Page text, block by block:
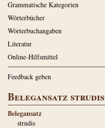
Grammatische Kategorien
Wörterbücher
Wörterbuchangaben
Literatur
Online-Hilfsmittel
Feedback geben
Belegansatz strudis
Belegansatz
strudis